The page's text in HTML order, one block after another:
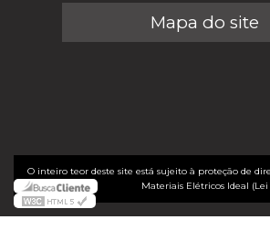
Mapa do site
O inteiro teor deste site está sujeito à proteção de
Materiais Elétricos Ideal (Lei